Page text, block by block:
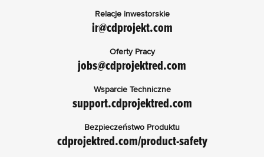
Relacje inwestorskie
ir@cdprojekt.com
Oferty Pracy
jobs@cdprojektred.com
Wsparcie Techniczne
support.cdprojektred.com
Bezpieczeństwo Produktu
cdprojektred.com/product-safety